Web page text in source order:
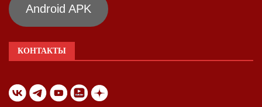
Android APK
КОНТАКТЫ